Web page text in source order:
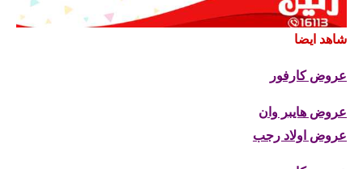
شاهد ايضا
عروض كارفور
عروض هايبر وان
عروض اولاد رجب